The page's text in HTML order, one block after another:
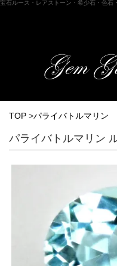
宝石ルース・レアストーン・希少石・色石
TOP >パライバトルマリン
パライバトルマリン